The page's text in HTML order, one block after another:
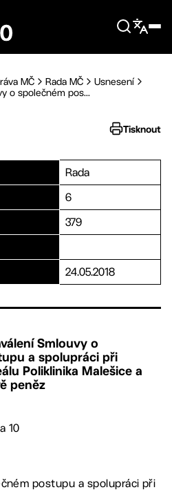
MČ Rada MČ
Usnesení
o společném pos...
Tisknout
Rada
6
379
24.05.2018
Smlouvy o
a spolupráci při
Poliklinika Malešice a
peněz
10
postupu a spolupráci při